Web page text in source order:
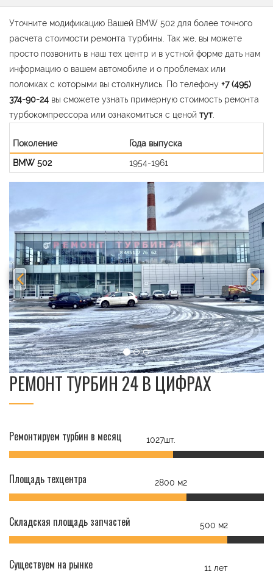
Уточните модификацию Вашей BMW 502 для более точного
расчета стоимости ремонта турбины. Так же, вы можете
просто позвонить в наш тех центр и в устной форме дать нам
информацию о вашем автомобиле и о проблемах или
поломках с которыми вы столкнулись. По телефону +7 (495)
374-90-24 вы сможете узнать примерную стоимость ремонта
турбокомпрессора или ознакомиться с ценой тут
Поколение
Года выпуска
BMW 502
1954-1961
РЕМОНТ ТУРБИН 24 В ЦИФРАХ
Ремонтируем турбин в месяц 1027шт.
Площадь техцентра 2800 м2
Складская площадь запчастей 500 м2
Существуем на рынке 11 лет